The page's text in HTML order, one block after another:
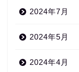
2024年7月
2024年5月
2024年4月